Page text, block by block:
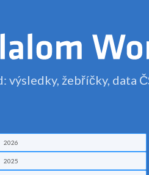
výsledky, žebříčky, data
2026
2025